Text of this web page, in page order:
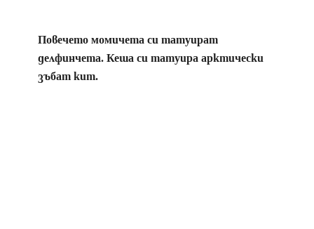
Повечето момичета си татуират
делфинчета. Кеша си татуира арктически
зъбат кит.